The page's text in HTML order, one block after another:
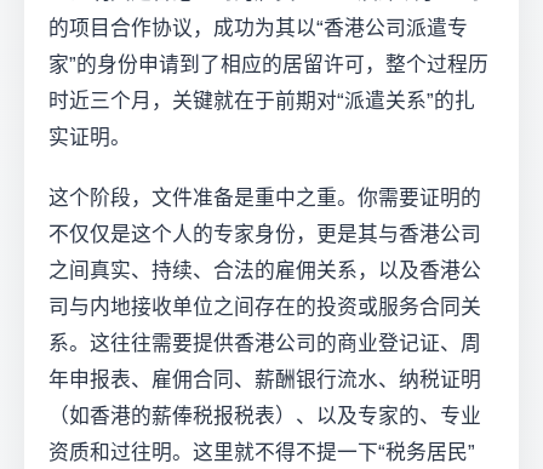
的项目合作协议，成功为其以“香港公司派遣专
家”的身份申请到了相应的居留许可，整个过程历
时近三个月，关键就在于前期对“派遣关系”的扎
实证明。
这个阶段，文件准备是重中之重。你需要证明的
不仅仅是这个人的专家身份，更是其与香港公司
之间真实、持续、合法的雇佣关系，以及香港公
司与内地接收单位之间存在的投资或服务合同关
系。这往往需要提供香港公司的商业登记证、周
年申报表、雇佣合同、薪酬银行流水、纳税证明
（如香港的薪俸税报税表）、以及专家的、专业
资质和过往明。这里就不得不提一下“税务居民”